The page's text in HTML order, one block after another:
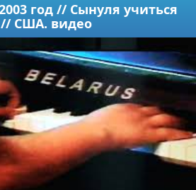
год // Сынуля учиться
// США. видео